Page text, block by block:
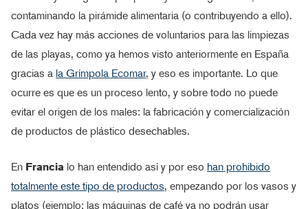
contaminando la pirámide alimentaria (o contribuyendo a ello).
Cada vez hay más acciones de voluntarios para las limpiezas
de las playas, como ya hemos visto anteriormente en España
gracias a la Grímpola Ecomar, y eso es importante. Lo que
ocurre es que es un proceso lento, y sobre todo no puede
evitar el origen de los males: la fabricación y comercialización
de productos de plástico desechables.
En Francia lo han entendido así y por eso han prohibido
totalmente este tipo de productos, empezando por los vasos y
platos (ejemplo: las máquinas de café ya no podrán usar